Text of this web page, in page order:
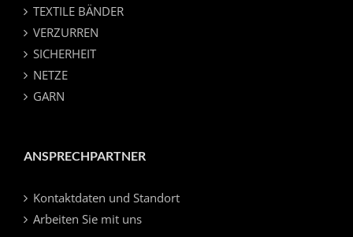
TEXTILE BÄNDER
VERZURREN
SICHERHEIT
NETZE
GARN
ANSPRECHPARTNER
Kontaktdaten und Standort
Arbeiten Sie mit uns